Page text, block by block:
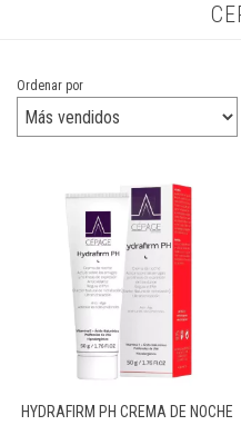
Ordenar por
HYDRAFIRM PH CREMA DE NOCHE